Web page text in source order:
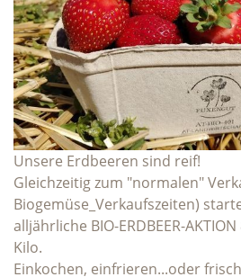
Unsere Erdbeeren sind reif!
Gleichzeitig zum "normalen"
Biogemüse_Verkaufszeiten)
alljährliche BIO-ERDBEER-
Kilo.
Einkochen, einfrieren...oder